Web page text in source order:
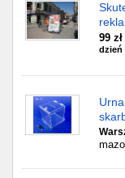
99 zł
dzień